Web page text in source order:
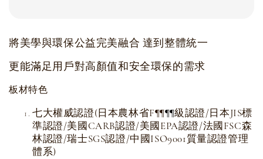
將美學與環保公益完美融合 達到整體統一
更能滿足用戶對高顏值和安全環保的需求
板材特色
七大權威認證(日本農林省F¶¶¶¶級認證/日本JIS標
準認證/美國CARB認證/美國EPA認證/法國FSC森
林認證/瑞士SGS認證/中國ISO9001質量認證管理
體系)